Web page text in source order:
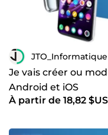
JTO_Informatique
Je vais créer ou
Android et iOS
À partir de 18,82 $US